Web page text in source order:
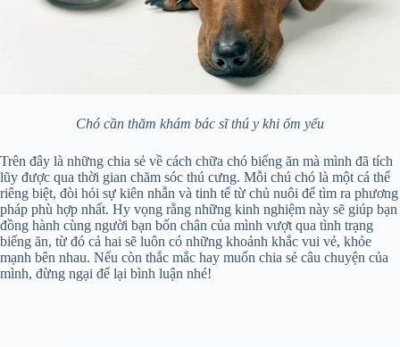
Chó cần thăm khám bác sĩ thú y khi ốm yếu
Trên đây là những chia sẻ về cách chữa chó biếng ăn mà mình đã tích
lũy được qua thời gian chăm sóc thú cưng. Mỗi chú chó là một cá thể
riêng biệt, đòi hỏi sự kiên nhẫn và tinh tế từ chủ nuôi để tìm ra phương
pháp phù hợp nhất. Hy vọng rằng những kinh nghiệm này sẽ giúp bạn
đồng hành cùng người bạn bốn chân của mình vượt qua tình trạng
biếng ăn, từ đó cả hai sẽ luôn có những khoảnh khắc vui vẻ, khỏe
mạnh bên nhau. Nếu còn thắc mắc hay muốn chia sẻ câu chuyện của
mình, đừng ngại để lại bình luận nhé!